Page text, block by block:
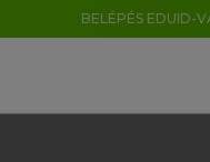
BELÉPÉS EDUID-